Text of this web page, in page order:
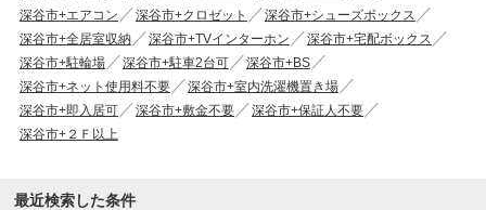
深谷市+エアコン
深谷市+クロゼット
深谷市+シューズボックス
深谷市+全居室収納
深谷市+TVインターホン
深谷市+宅配ボックス
深谷市+駐輪場
深谷市+駐車2台可
深谷市+BS
深谷市+ネット使用料不要
深谷市+室内洗濯機置き場
深谷市+即入居可
深谷市+敷金不要
深谷市+保証人不要
深谷市+２Ｆ以上
最近検索した条件